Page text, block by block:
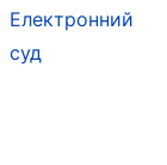
Електронний
суд